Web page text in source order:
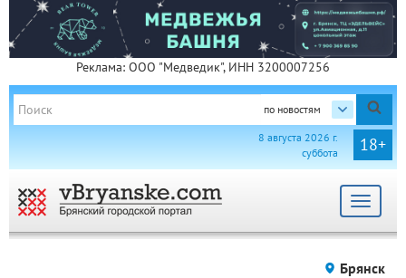
Реклама: ООО "Медведик", ИНН 3200007256
по новостям
18+
8 августа 2026 г.
суббота
Toggle
Брянск